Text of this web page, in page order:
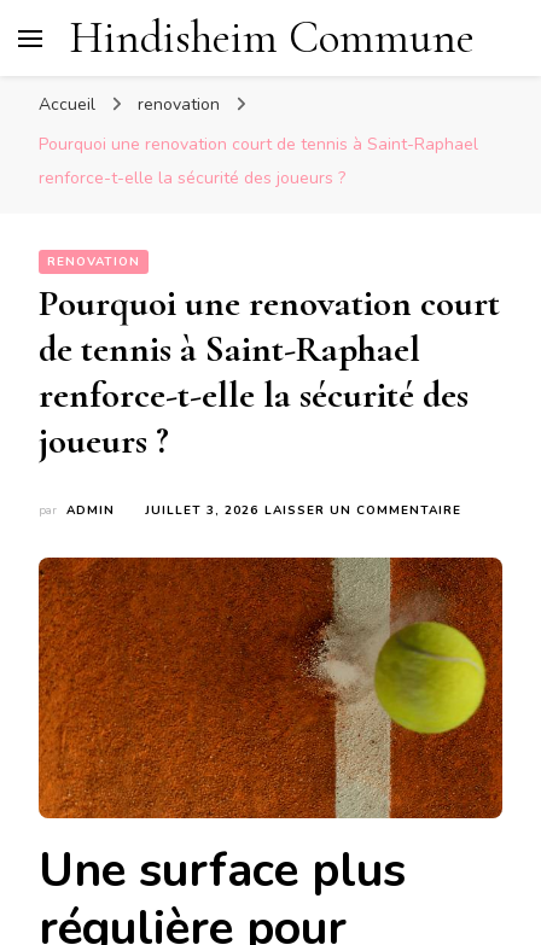
Hindisheim Commune
Accueil
renovation
Pourquoi une renovation court de tennis à Saint-Raphael
renforce-t-elle la sécurité des joueurs ?
RENOVATION
Pourquoi une renovation court
de tennis à Saint-Raphael
renforce-t-elle la sécurité des
joueurs ?
par ADMIN JUILLET 3, 2026 LAISSER UN COMMENTAIRE
COURT
DE
TENNIS
À
SAINT-
RAPHAEL
RENFORCE-
T-
ELLE
LA
SÉCURITÉ
Une surface plus
régulière pour